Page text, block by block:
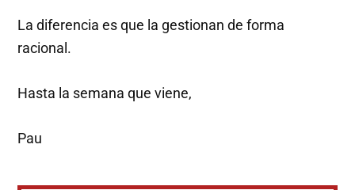
La diferencia es que la gestionan de forma
racional.
Hasta la semana que viene,
Pau